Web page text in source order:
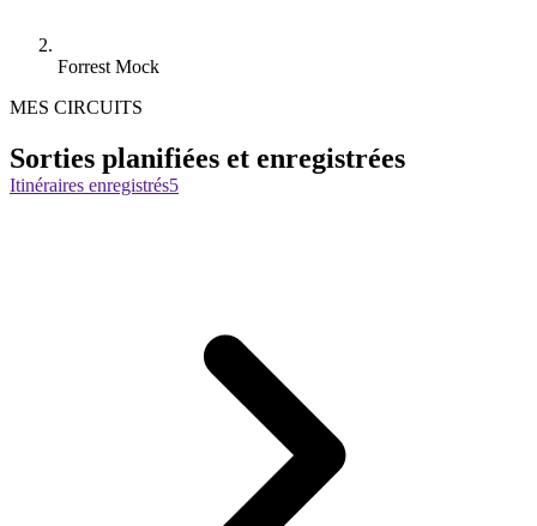
Forrest Mock
MES CIRCUITS
Sorties planifiées et enregistrées
Itinéraires enregistrés5